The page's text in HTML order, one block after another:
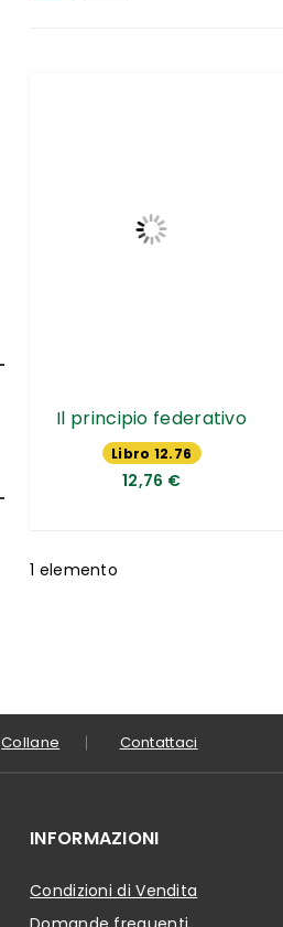
Il principio federativo
Libro 12.76
€
12,76 €
1 elemento
Collane Contattaci
INFORMAZIONI
Condizioni di Vendita